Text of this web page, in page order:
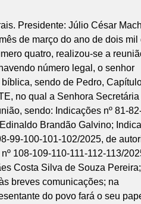
Presidente: Júlio César
de março do ano de dois mil
quatro, realizou-se a
número legal, o senhor
sendo de Pedro,
no qual a Senhora Secretária
sendo: Indicações nº 81-
Brandão Galvino;
99-100-101-102/2025, de
108-109-110-111-112-113/
Costa Silva de Souza Pereira;
breves comunicações; na
do povo fará o seu